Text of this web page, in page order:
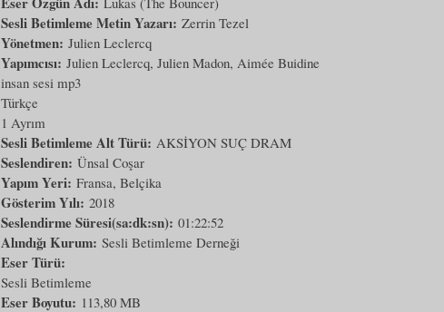
Sesli Betimleme Metin Yazarı: Zerrin Tezel
Yönetmen: Julien Leclercq
Yapımcısı: Julien Leclercq, Julien Madon, Aimée Buidine
insan sesi mp3
Türkçe
1 Ayrım
Sesli Betimleme Alt Türü: AKSİYON SUÇ DRAM
Seslendiren: Ünsal Coşar
Yapım Yeri: Fransa, Belçika
Gösterim Yılı: 2018
Seslendirme Süresi(sa:dk:sn): 01:22:52
Alındığı Kurum: Sesli Betimleme Derneği
Eser Türü:
Sesli Betimleme
Eser Boyutu: 113,80 MB